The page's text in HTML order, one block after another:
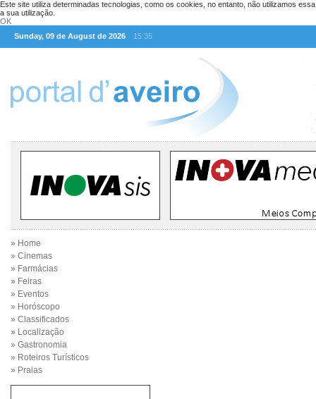
Este site utiliza determinadas tecnologias, como os cookies, no entanto, não utilizamos
a sua utilização.
OK
Sunday, 09 de August de 2026
15:35
» Home
» Cinemas
» Farmácias
» Feiras
» Eventos
» Horóscopo
» Classificados
» Localização
» Gastronomia
» Roteiros Turísticos
» Praias